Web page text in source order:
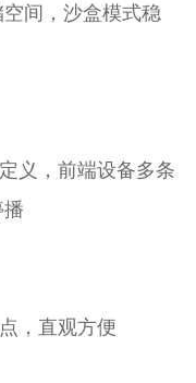
间，沙盒模式稳
义，前端设备多条
，直观方便